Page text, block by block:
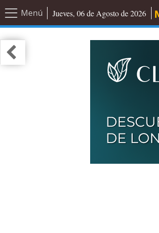
Menú Jueves, 06 de Agosto de 2026